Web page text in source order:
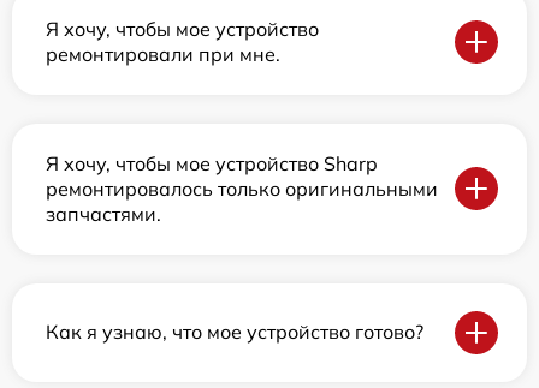
Я хочу, чтобы мое устройство
ремонтировали при мне.
Я хочу, чтобы мое устройство Sharp
ремонтировалось только оригинальными
запчастями.
Как я узнаю, что мое устройство готово?